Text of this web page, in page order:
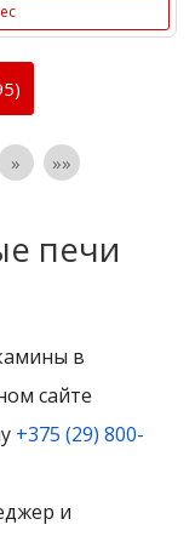
» »»
печи
в
сайте
+375 (29) 800-
и